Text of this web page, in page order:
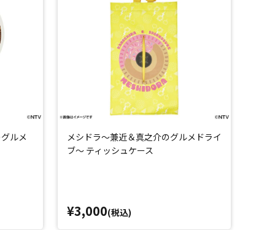
ルメ
メシドラ～兼近＆真之介のグルメドライ
ブ～ ティッシュケース
¥3,000(税込)